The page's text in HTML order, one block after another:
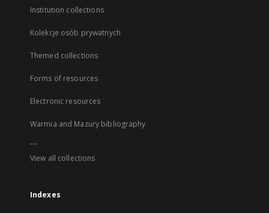
Institution collections
Kolekcje osób prywatnych
Themed collections
Forms of resources
Electronic resources
Warmia and Mazury bibliography
...
View all collections
Indexes